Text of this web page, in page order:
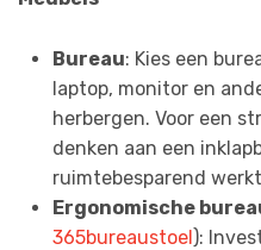
Bureau: Kies een
laptop, monitor en
herbergen. Voor een
denken aan een
ruimtebesparend
Ergonomische
365bureaustoel):